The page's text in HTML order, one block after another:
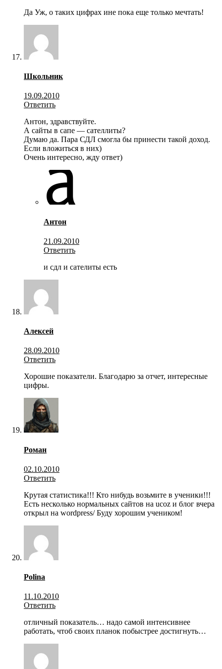
Да Уж, о таких цифрах ине пока еще только мечтать!
Школьник
19.09.2010
Ответить
Антон, здравствуйте.
А сайты в сапе — сателлиты?
Думаю да. Пара СДЛ смогла бы принести такой доход.
Если вложиться в них)
Очень интересно, жду ответ)
Антон
21.09.2010
Ответить
и сдл и сателиты есть
Алексей
28.09.2010
Ответить
Хорошие показатели. Благодарю за отчет, интересные
цифры.
Роман
02.10.2010
Ответить
Крутая статистика!!! Кто нибудь возьмите в ученики!!!
Есть несколько нормальных сайтов на ucoz и блог вчера
открыл на wordpress/ Буду хорошим учеником!
Polina
11.10.2010
Ответить
отличный показатель… надо самой интенсивнее
работать, чтоб своих планок побыстрее достигнуть…